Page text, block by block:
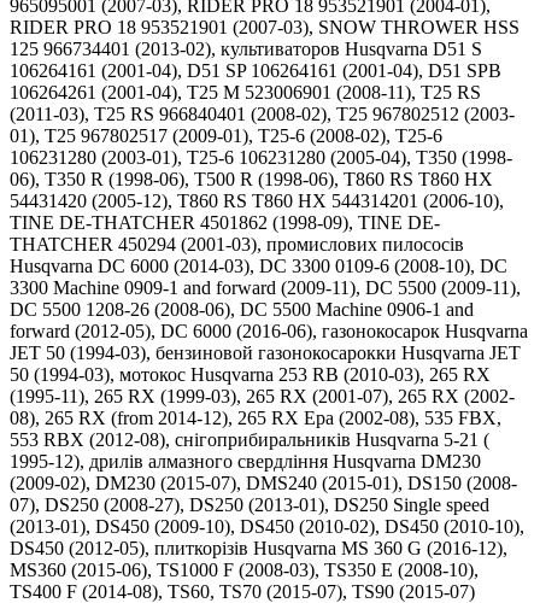
965095001 (2007-03), RIDER PRO 18 953521901 (2004-01),
RIDER PRO 18 953521901 (2007-03), SNOW THROWER HSS
125 966734401 (2013-02), культиваторов Husqvarna D51 S
106264161 (2001-04), D51 SP 106264161 (2001-04), D51 SPB
106264261 (2001-04), T25 M 523006901 (2008-11), T25 RS
(2011-03), T25 RS 966840401 (2008-02), T25 967802512 (2003-
01), T25 967802517 (2009-01), T25-6 (2008-02), T25-6
106231280 (2003-01), T25-6 106231280 (2005-04), T350 (1998-
06), T350 R (1998-06), T500 R (1998-06), T860 RS T860 HX
54431420 (2005-12), T860 RS T860 HX 544314201 (2006-10),
TINE DE-THATCHER 4501862 (1998-09), TINE DE-
THATCHER 450294 (2001-03), промислових пилососів
Husqvarna DC 6000 (2014-03), DC 3300 0109-6 (2008-10), DC
3300 Machine 0909-1 and forward (2009-11), DC 5500 (2009-11),
DC 5500 1208-26 (2008-06), DC 5500 Machine 0906-1 and
forward (2012-05), DC 6000 (2016-06), газонокосарок Husqvarna
JET 50 (1994-03), бензиновой газонокосарокки Husqvarna JET
50 (1994-03), мотокос Husqvarna 253 RB (2010-03), 265 RX
(1995-11), 265 RX (1999-03), 265 RX (2001-07), 265 RX (2002-
08), 265 RX (from 2014-12), 265 RX Epa (2002-08), 535 FBX,
553 RBX (2012-08), снігоприбиральників Husqvarna 5-21 (
1995-12), дрилів алмазного свердління Husqvarna DM230
(2009-02), DM230 (2015-07), DMS240 (2015-01), DS150 (2008-
07), DS250 (2008-27), DS250 (2013-01), DS250 Single speed
(2013-01), DS450 (2009-10), DS450 (2010-02), DS450 (2010-10),
DS450 (2012-05), плиткорізів Husqvarna MS 360 G (2016-12),
MS360 (2015-06), TS1000 F (2008-03), TS350 E (2008-10),
TS400 F (2014-08), TS60, TS70 (2015-07), TS90 (2015-07)